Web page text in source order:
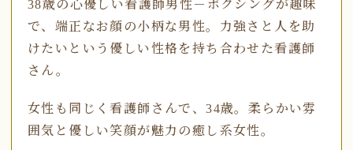
38歳の心優しい看護師男性－ボクシングが趣味
で、端正なお顔の小柄な男性。力強さと人を助
けたいという優しい性格を持ち合わせた看護師
さん。
女性も同じく看護師さんで、34歳。柔らかい雰
囲気と優しい笑顔が魅力の癒し系女性。